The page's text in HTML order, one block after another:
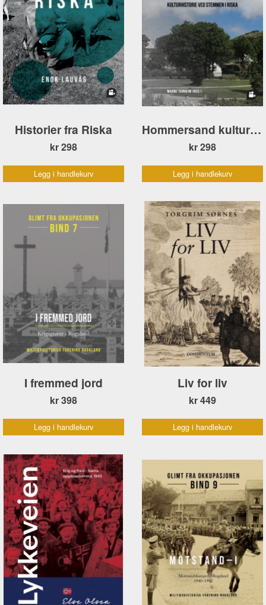
Historier fra Riska
kr 298
Legg i handlekurv
Hommersand kulturpark
kr 298
Legg i handlekurv
I fremmed jord
kr 398
Legg i handlekurv
Liv for liv
kr 449
Legg i handlekurv